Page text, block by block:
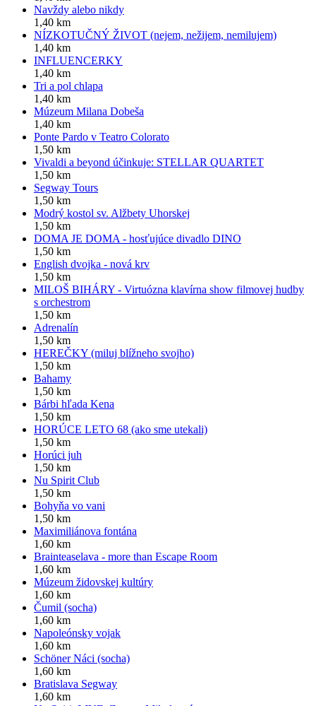
Navždy alebo nikdy
1,40 km
NÍZKOTUČNÝ ŽIVOT (nejem, nežijem, nemilujem)
1,40 km
INFLUENCERKY
1,40 km
Tri a pol chlapa
1,40 km
Múzeum Milana Dobeša
1,40 km
Ponte Pardo v Teatro Colorato
1,50 km
Vivaldi a beyond účinkuje: STELLAR QUARTET
1,50 km
Segway Tours
1,50 km
Modrý kostol sv. Alžbety Uhorskej
1,50 km
DOMA JE DOMA - hosťujúce divadlo DINO
1,50 km
English dvojka - nová krv
1,50 km
MILOŠ BIHÁRY - Virtuózna klavírna show filmovej hudby
s orchestrom
1,50 km
Adrenalín
1,50 km
HEREČKY (miluj blížneho svojho)
1,50 km
Bahamy
1,50 km
Bárbi hľada Kena
1,50 km
HORÚCE LETO 68 (ako sme utekali)
1,50 km
Horúci juh
1,50 km
Nu Spirit Club
1,50 km
Bohyňa vo vani
1,50 km
Maximiliánova fontána
1,60 km
Brainteaselava - more than Escape Room
1,60 km
Múzeum židovskej kultúry
1,60 km
Čumil (socha)
1,60 km
Napoleónsky vojak
1,60 km
Schöner Náci (socha)
1,60 km
Bratislava Segway
1,60 km